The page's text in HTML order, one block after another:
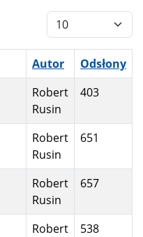
Pokaż #
Autor
Odsłony
Robert
Rusin
403
Robert
Rusin
651
Robert
Rusin
657
Robert
538